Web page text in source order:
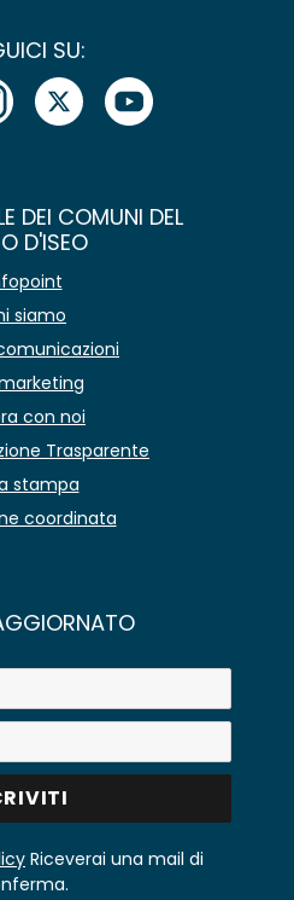
SU:
DEI COMUNI DEL
D'ISEO
siamo
con noi
Trasparente
stampa
coordinata
Riceverai una mail di